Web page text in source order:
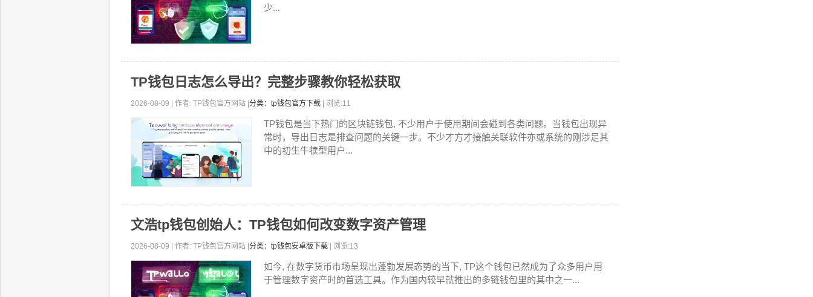
少...
TP钱包日志怎么导出？完整步骤教你轻松获取
2026-08-09 | 作者: TP钱包官方网站 | 分类：tp钱包官方下载 | 浏览:11
TP钱包是当下热门的区块链钱包, 不少用户于使用期间会碰到各类问题。当钱包出现异
常时，导出日志是排查问题的关键一步。不少才方才接触关联软件亦或系统的刚涉足其
中的初生牛犊型用户...
文浩tp钱包创始人：TP钱包如何改变数字资产管理
2026-08-09 | 作者: TP钱包官方网站 | 分类：tp钱包安卓版下载 | 浏览:13
如今, 在数字货币市场呈现出蓬勃发展态势的当下, TP这个钱包已然成为了众多用户用
于管理数字资产时的首选工具。作为国内较早就推出的多链钱包里的其中之一...